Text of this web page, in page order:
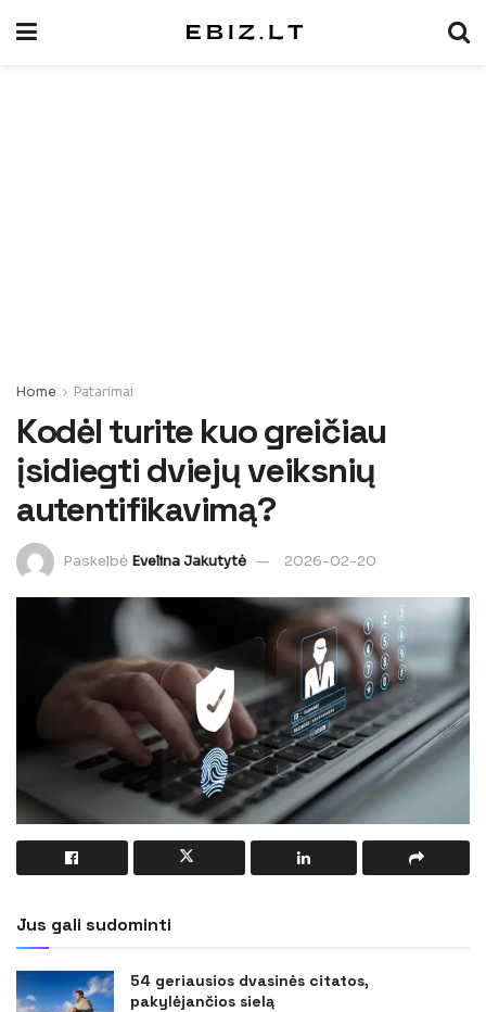
Home Patarimai
Kodėl turite kuo greičiau
įsidiegti dviejų veiksnių
autentifikavimą?
Paskelbė Evelina Jakutytė 2026-02-20
Jus gali sudominti
54 geriausios dvasinės citatos,
pakylėjančios sielą